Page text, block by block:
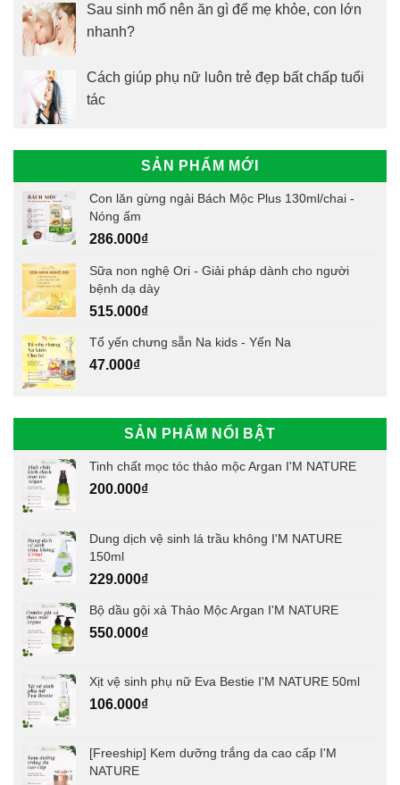
Sau sinh mổ nên ăn gì để mẹ khỏe, con lớn
nhanh?
Cách giúp phụ nữ luôn trẻ đẹp bất chấp tuổi
tác
SẢN PHẨM MỚI
Con lăn gừng ngải Bách Mộc Plus 130ml/chai -
Nóng ấm
286.000₫
Sữa non nghệ Ori - Giải pháp dành cho người
bệnh dạ dày
515.000₫
Tổ yến chưng sẵn Na kids - Yến Na
47.000₫
SẢN PHẨM NỔI BẬT
Tinh chất mọc tóc thảo mộc Argan I'M NATURE
200.000₫
Dung dịch vệ sinh lá trầu không I'M NATURE
150ml
229.000₫
Bộ dầu gội xả Thảo Mộc Argan I'M NATURE
550.000₫
Xịt vệ sinh phụ nữ Eva Bestie I'M NATURE 50ml
106.000₫
[Freeship] Kem dưỡng trắng da cao cấp I'M
NATURE